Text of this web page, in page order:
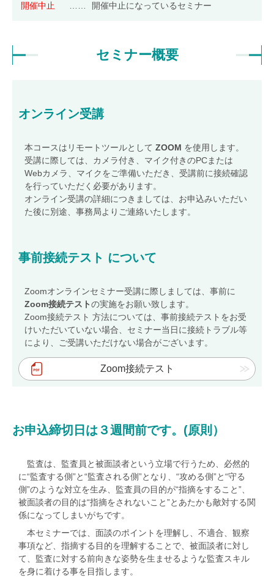
開催中止
開催中止になっているセミナー
セミナー概要
オンライン受講
本コースはリモートツールとして ZOOM を使用します。
受講に際しては、カメラ付き、マイク付きのPCまたは
Webカメラ、マイクをご準備いただき、受講前に接続確認
を行っていただく必要があります。
オンライン受講の詳細につきましては、お申込みいただい
た後に別途、事務局よりご連絡いたします。
事前接続テスト について
Zoomオンラインセミナー受講に際しましては、事前に
Zoom接続テストの実施をお願い致します。
Zoom接続テスト 方法については、事前接続テストをお受
けいただいていない場合、セミナー当日に接続トラブル等
により、ご受講いただけない場合がございます。
Zoom接続テスト
お申込締切日は３週間前です。(原則）
監査は、監査員と被面談者という立場で行うため、必然的
に“監査する側”と“監査される側”となり、“攻める側”と“守る
側”のような対立を生み、監査員の目的が“指摘をすること”、
被面談者の目的は“指摘をされないこと”とあたかも敵対する関
係になってしまいがちです。
本セミナーでは、面談のポイントを理解し、不適合、観察
事項など、指摘する目的を理解することで、被面談者に対し
て、監査に対する前向きな姿勢を生ませるような監査スキル
を身に着ける事を目指します。
食品安全セミナー(ISO 22000)(FSSC 22000)
環境・品質統合セミナー(ISO 14001)(ISO 9001)
オンデマンドセミナー
スケジュール
会場受講のご案内
オンライン受講ご案内
JACOネット ワークサービス
JACOネットワークサービスお申し込み（加入）フォーム
JACOネットワークサービス退会フォーム
オンデマンドセミナーサンプルビデオ
総合認証機関JACO コーポレートサイト
社長ご挨拶
会社案内・刊行物
JACOニュース
採用情報
当社へのご意見・ご相談
ご意見、苦情及び異議申立て
ご意見、苦情及び異議申立てフォーム